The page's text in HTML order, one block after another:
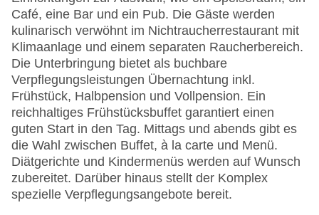
Hoteleröffnung: 2003
Hotelsafe
WLAN/WiFi im Hotel
Letzte umfassende Renovierung: 2005
Lift
Minimarkt
Anzahl der Konferenzräume: 1
Anzahl der Aufzüge: 1
Zimmerservice
Sonnenterrasse
Gesamtanzahl der Stockwerke: 4
Gesamtanzahl der Zimmer: 187
Café, eine Bar und ein Pub. Die Gäste werden
kulinarisch verwöhnt im Nichtraucherrestaurant mit
Klimaanlage und einem separaten Raucherbereich.
Die Unterbringung bietet als buchbare
Verpflegungsleistungen Übernachtung inkl.
Frühstück, Halbpension und Vollpension. Ein
reichhaltiges Frühstücksbuffet garantiert einen
guten Start in den Tag. Mittags und abends gibt es
die Wahl zwischen Buffet, à la carte und Menü.
Diätgerichte und Kindermenüs werden auf Wunsch
zubereitet. Darüber hinaus stellt der Komplex
spezielle Verpflegungsangebote bereit.